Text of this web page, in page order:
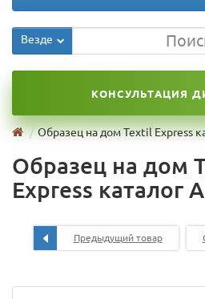
Везде
КОНСУЛЬТАЦИЯ
Образец на дом Textil Express
Образец на дом
Express каталог
Предыдущий товар